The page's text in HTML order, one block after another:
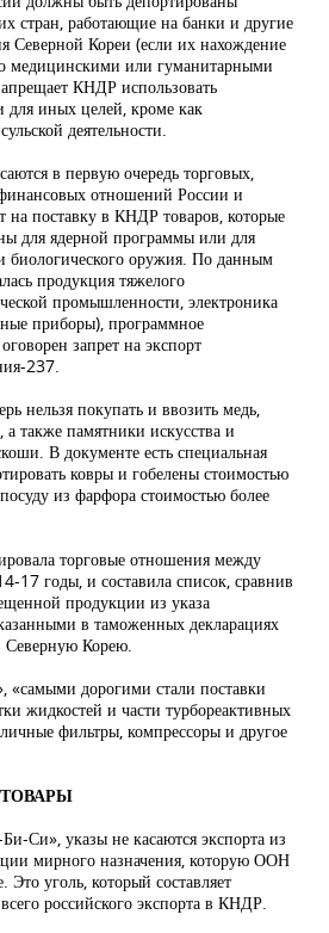
стран, работающие на банки и другие
Северной Кореи (если их нахождение
медицинскими или гуманитарными
КНДР использовать
для иных целей, кроме как
деятельности.
в первую очередь торговых,
отношений России и
на поставку в КНДР товаров, которые
для ядерной программы или для
биологического оружия. По данным
продукция тяжелого
промышленности, электроника
приборы), программное
запрет на экспорт
237.
нельзя покупать и ввозить медь,
также памятники искусства и
В документе есть специальная
ковры и гобелены стоимостью
из фарфора стоимостью более
торговые отношения между
17 годы, и составила список, сравнив
продукции из указа
в таможенных декларациях
Северную Корею.
дорогими стали поставки
жидкостей и части турбореактивных
фильтры, компрессоры и другое
Си», указы не касаются экспорта из
мирного назначения, которую ООН
Это уголь, который составляет
российского экспорта в КНДР.